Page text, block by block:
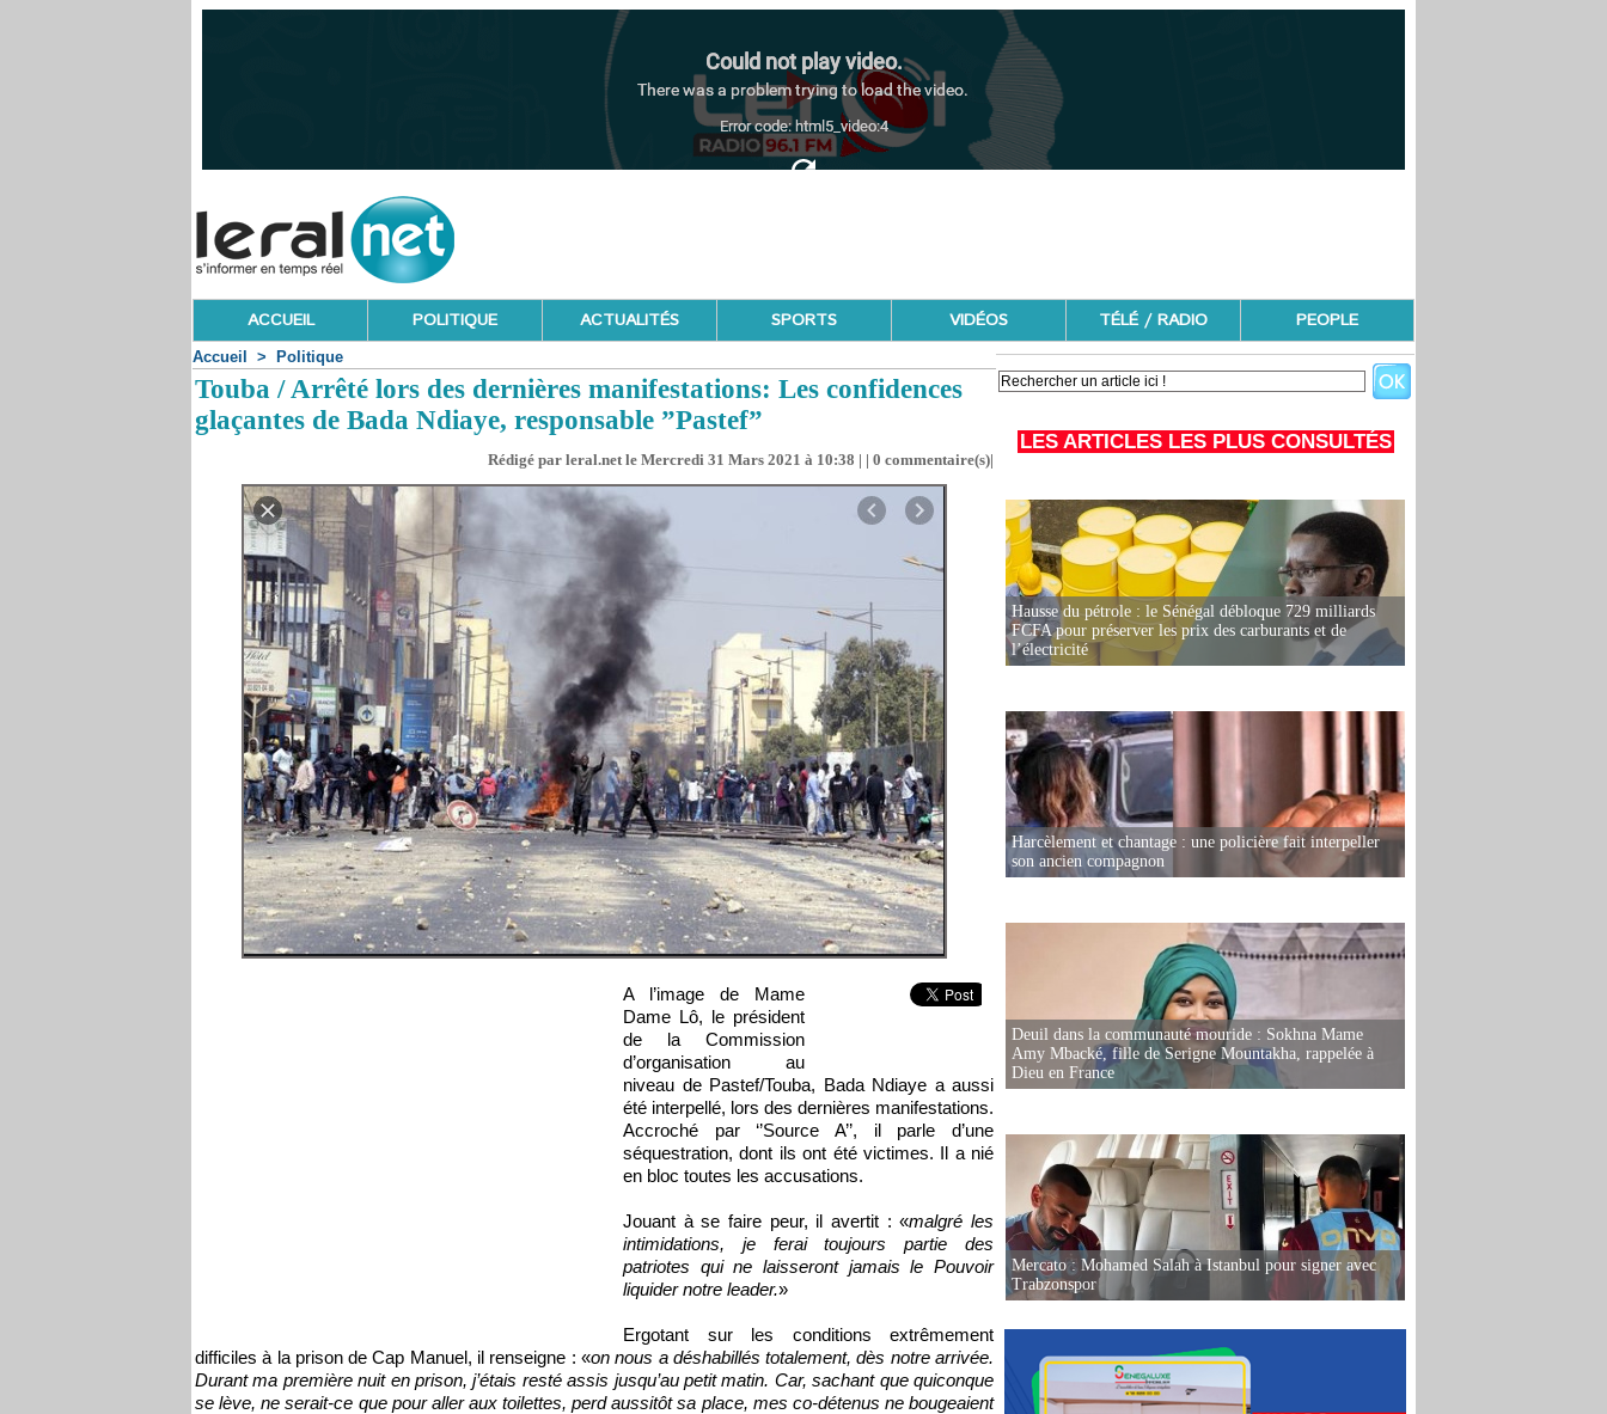
ACCUEIL POLITIQUE ACTUALITÉS SPORTS VIDÉOS TÉLÉ / RADIO PEOPLE
Accueil > Politique
Touba / Arrêté lors des dernières manifestations: Les confidences
glaçantes de Bada Ndiaye, responsable ”Pastef”
Rédigé par leral.net le Mercredi 31 Mars 2021 à 10:38 | | 0 commentaire(s)|
A l’image de Mame
Dame Lô, le président
de la Commission
d’organisation au
niveau de Pastef/Touba, Bada Ndiaye a aussi
été interpellé, lors des dernières manifestations.
Accroché par ‘’Source A’’, il parle d’une
séquestration, dont ils ont été victimes. Il a nié
en bloc toutes les accusations.
Jouant à se faire peur, il avertit : «malgré les
intimidations, je ferai toujours partie des
patriotes qui ne laisseront jamais le Pouvoir
liquider notre leader.»
Ergotant sur les conditions extrêmement
difficiles à la prison de Cap Manuel, il renseigne : «on nous a déshabillés totalement, dès notre arrivée.
Durant ma première nuit en prison, j’étais resté assis jusqu’au petit matin. Car, sachant que quiconque
se lève, ne serait-ce que pour aller aux toilettes, perd aussitôt sa place, mes co-détenus ne bougeaient
LES ARTICLES LES PLUS CONSULTÉS
Hausse du pétrole : le Sénégal débloque 729 milliards
FCFA pour préserver les prix des carburants et de
l’électricité
Harcèlement et chantage : une policière fait interpeller
son ancien compagnon
Deuil dans la communauté mouride : Sokhna Mame
Amy Mbacké, fille de Serigne Mountakha, rappelée à
Dieu en France
Mercato : Mohamed Salah à Istanbul pour signer avec
Trabzonspor